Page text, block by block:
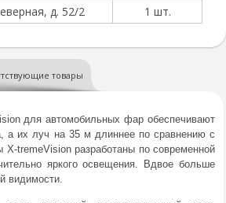
д. 52/2
1 шт.
товары
для автомобильных фар обеспечивают
а их луч на 35 м длиннее по сравнению с
tremeVision разработаны по современной
яркого освещения. Вдвое больше
видимости.